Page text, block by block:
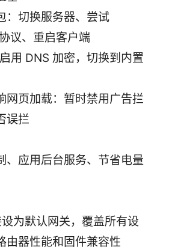
：切换服务器、尝试
议、重启客户端
用 DNS 加密，切换到内置
网页加载：暂时禁用广告拦
误拦
、应用后台服务、节省电量
为默认网关，覆盖所有设
由器性能和固件兼容性